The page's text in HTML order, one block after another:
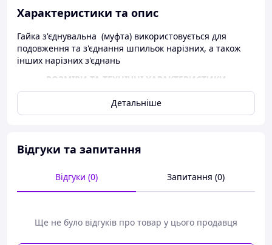
Характеристики та опис
Гайка з'єднувальна (муфта) використовується для
подовження та з'єднання шпильок нарізних, а також
інших нарізних з'єднань
РОЗМІРИ ТА ТЕХНІЧНІ ХАРАКТЕРИСТИКИ
Детальніше
Відгуки та запитання
Відгуки (0) Запитання (0)
Ще не було відгуків про товар у цього продавця